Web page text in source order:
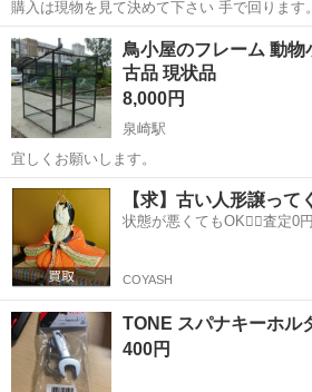
購入は現物を見て決めて下さい 手で回ります。
福島 西白河郡 泉崎駅 その他
鳥小屋のフレーム 動物
古品 現状品
8,000円
泉崎駅
宜しくお願いします。
福島 西白河郡 泉崎駅 その他
【求】古い人形譲って
状態が悪くてもOK🙆‍♀️査定0
COYASH
TONE スパナキーホル
400円